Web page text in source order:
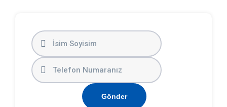
Gönder